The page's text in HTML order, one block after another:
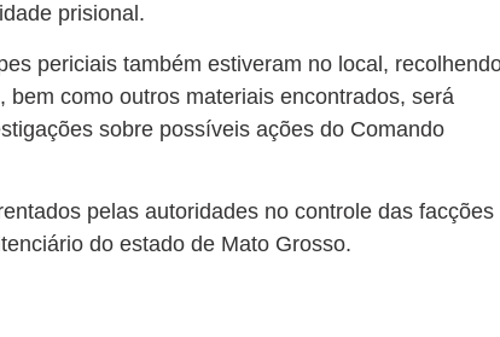
prisional.
periciais também estiveram no local,
como outros materiais encontrados, será
sobre possíveis ações do Comando
pelas autoridades no controle das facções
do estado de Mato Grosso.